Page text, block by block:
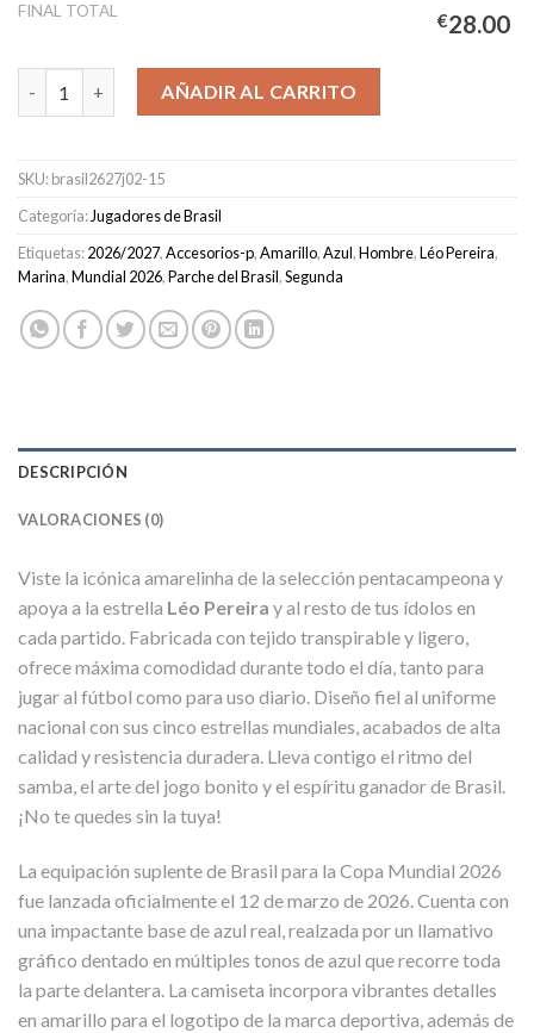
FINAL TOTAL
€28.00
Camiseta Brasil Segunda Equipación Hombre 2026/2027 - LÉO
AÑADIR AL CARRITO
SKU:brasil2627j02-15
Categoría:Jugadores de Brasil
Etiquetas:2026/2027,Accesorios-p,Amarillo,Azul,Hombre,Léo Pereira,
Marina,Mundial 2026,Parche del Brasil,Segunda
DESCRIPCIÓN
VALORACIONES (0)
Viste la icónica amarelinha de la selección pentacampeona y
apoya a la estrella Léo Pereira y al resto de tus ídolos en
cada partido. Fabricada con tejido transpirable y ligero,
ofrece máxima comodidad durante todo el día, tanto para
jugar al fútbol como para uso diario. Diseño fiel al uniforme
nacional con sus cinco estrellas mundiales, acabados de alta
calidad y resistencia duradera. Lleva contigo el ritmo del
samba, el arte del jogo bonito y el espíritu ganador de Brasil.
¡No te quedes sin la tuya!
La equipación suplente de Brasil para la Copa Mundial 2026
fue lanzada oficialmente el 12 de marzo de 2026. Cuenta con
una impactante base de azul real, realzada por un llamativo
gráfico dentado en múltiples tonos de azul que recorre toda
la parte delantera. La camiseta incorpora vibrantes detalles
en amarillo para el logotipo de la marca deportiva, además de